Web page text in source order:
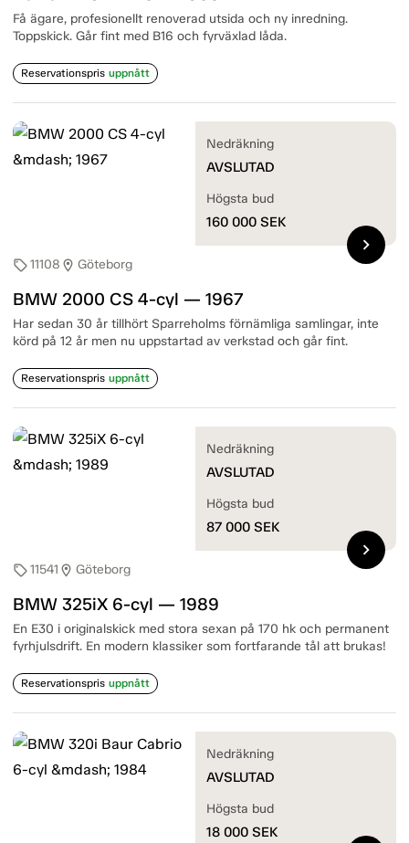
Få ägare, profesionellt renoverad utsida och ny inredning.
Toppskick. Går fint med B16 och fyrväxlad låda.
Reservationspris uppnått
sell11108 location_on Göteborg
BMW 2000 CS 4-cyl — 1967
Har sedan 30 år tillhört Sparreholms förnämliga samlingar, inte
körd på 12 år men nu uppstartad av verkstad och går fint.
Reservationspris uppnått
Nedräkning
AVSLUTAD
Högsta bud
160 000 SEK
chevron_right
sell11541 location_on Göteborg
BMW 325iX 6-cyl — 1989
En E30 i originalskick med stora sexan på 170 hk och permanent
fyrhjulsdrift. En modern klassiker som fortfarande tål att brukas!
Reservationspris uppnått
Nedräkning
AVSLUTAD
Högsta bud
87 000 SEK
chevron_right
Nedräkning
AVSLUTAD
Högsta bud
18 000 SEK